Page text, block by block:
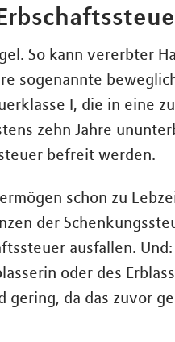
So kann vererbter
sogenannte
I, die in eine
zehn Jahre
befreit werden.
schon zu
der
ausfallen.
oder des
gering, da das zuvor